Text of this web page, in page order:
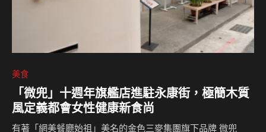
美食
「微兜」十週年旗艦店進駐永康街，極簡木質
風定義都會女性健康新食尚
有著「網美餐廳始祖」美名的金色三麥集團旗下品牌 微兜